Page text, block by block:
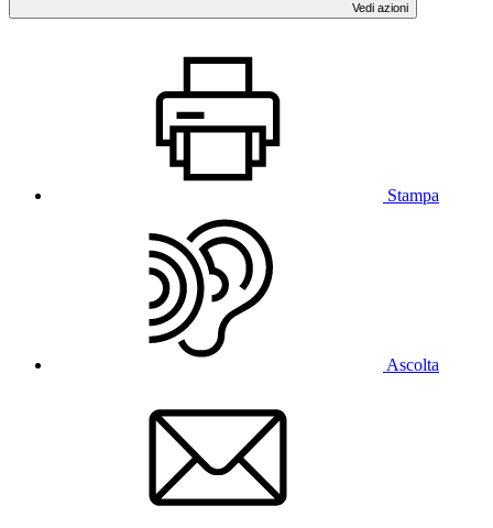
Vedi azioni
Stampa
Ascolta